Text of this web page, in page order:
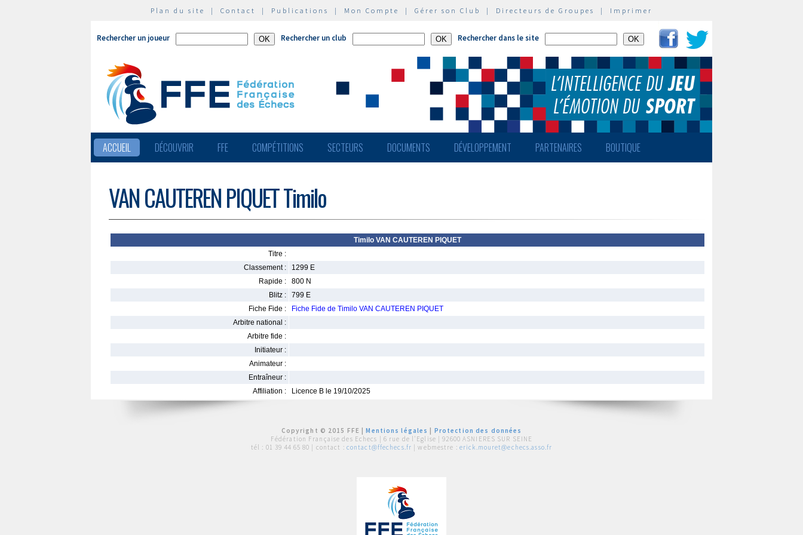
Plan du site | Contact | Publications | Mon Compte | Gérer son Club | Directeurs de Groupes | Imprimer
Rechercher un joueur Rechercher un club Rechercher dans le site
ACCUEIL DÉCOUVRIR FFE COMPÉTITIONS SECTEURS DOCUMENTS DÉVELOPPEMENT PARTENAIRES BOUTIQUE
VAN CAUTEREN PIQUET Timilo
Timilo VAN CAUTEREN PIQUET
Titre :
Classement :
1299 E
Rapide :
800 N
Blitz :
799 E
Fiche Fide :
Fiche Fide de Timilo VAN CAUTEREN PIQUET
Arbitre national :
Arbitre fide :
Initiateur :
Animateur :
Entraîneur :
Affiliation :
Licence B le 19/10/2025
Copyright © 2015 FFE |Mentions légales
Protection des données
Fédération Française des Echecs | 6 rue de l'Eglise | 92600 ASNIERES SUR SEINE
tél : 01 39 44 65 80 | contact : contact@ffechecs.fr | webmestre : erick.mouret@echecs.asso.fr